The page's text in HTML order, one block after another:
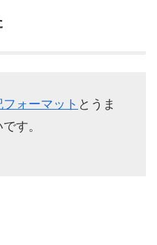
フォーマット とうま
す。